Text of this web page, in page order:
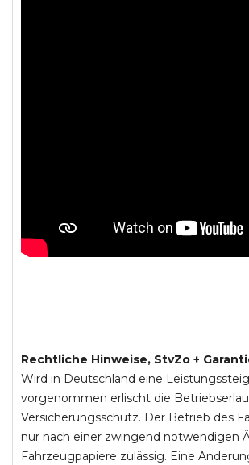
Rechtliche Hinweise, StvZo +
Wird in Deutschland eine
vorgenommen erlischt die
Versicherungsschutz. Der Betrieb des
nur nach einer zwingend notwendigen
Fahrzeugpapiere zulässig. Eine